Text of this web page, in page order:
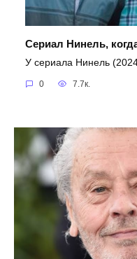
Сериал Нинель,
У сериала Нинель
0 7.7к.